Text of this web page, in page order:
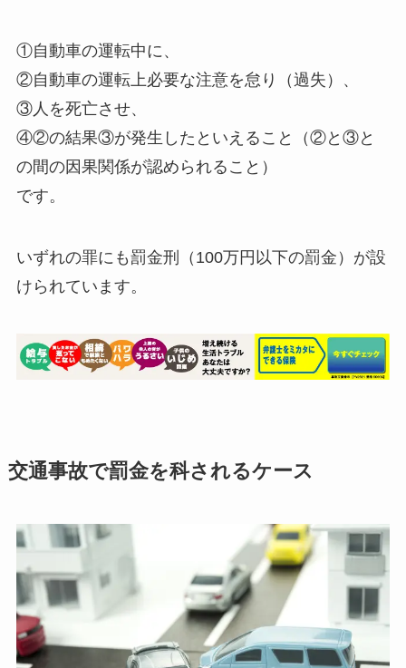
①自動車の運転中に、
②自動車の運転上必要な注意を怠り（過失）、
③人を死亡させ、
④②の結果③が発生したといえること（②と③と
の間の因果関係が認められること）
です。
いずれの罪にも罰金刑（100万円以下の罰金）が設
けられています。
交通事故で罰金を科されるケース